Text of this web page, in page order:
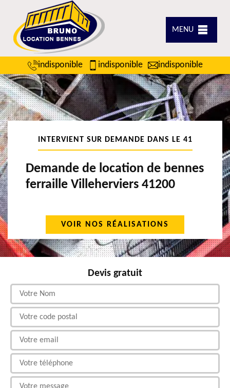
MENU
indisponible indisponible indisponible
INTERVIENT SUR DEMANDE DANS LE 41
Demande de location de bennes
ferraille Villeherviers 41200
VOIR NOS RÉALISATIONS
Devis gratuit